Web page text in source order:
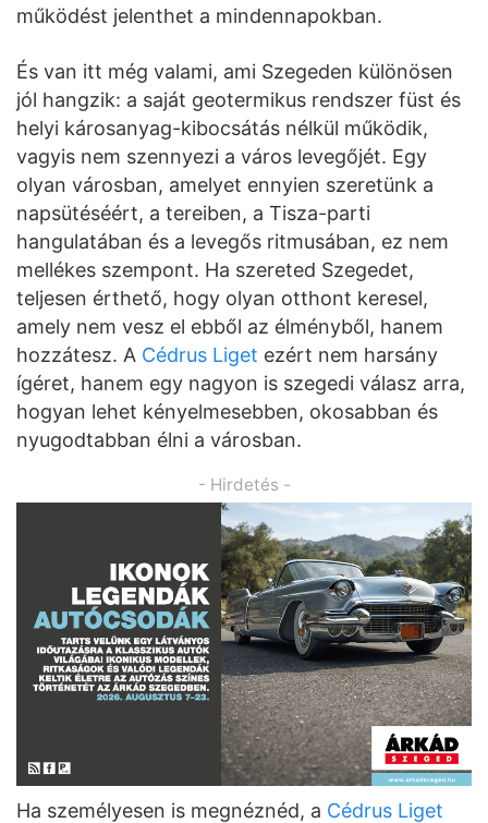
működést jelenthet a mindennapokban.
És van itt még valami, ami Szegeden különösen
jól hangzik: a saját geotermikus rendszer füst és
helyi károsanyag-kibocsátás nélkül működik,
vagyis nem szennyezi a város levegőjét. Egy
olyan városban, amelyet ennyien szeretünk a
napsütéséért, a tereiben, a Tisza-parti
hangulatában és a levegős ritmusában, ez nem
mellékes szempont. Ha szereted Szegedet,
teljesen érthető, hogy olyan otthont keresel,
amely nem vesz el ebből az élményből, hanem
hozzátesz. A Cédrus Liget ezért nem harsány
ígéret, hanem egy nagyon is szegedi válasz arra,
hogyan lehet kényelmesebben, okosabban és
nyugodtabban élni a városban.
- Hirdetés -
Ha személyesen is megnéznéd, a Cédrus Liget